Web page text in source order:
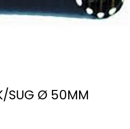
SUG Ø 50MM